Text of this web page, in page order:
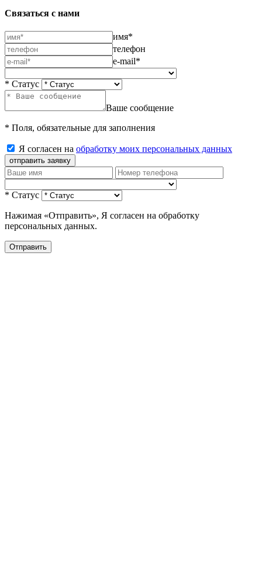
Связаться с нами
имя*
телефон
e-mail*
* Статус
Ваше сообщение
* Поля, обязательные для заполнения
Я согласен на обработку моих персональных данных
отправить заявку
* Статус
Нажимая «Отправить», Я согласен на обработку
персональных данных.